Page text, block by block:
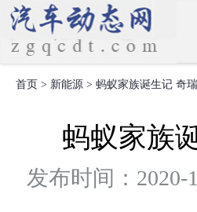
首页 > 新能源 > 蚂蚁家族诞生记 奇
蚂蚁家族
发布时间：